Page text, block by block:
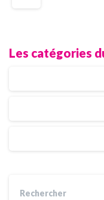
Les catégories